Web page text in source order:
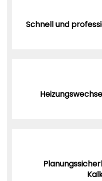
Schnell und